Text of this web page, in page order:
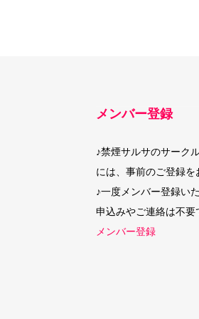
メンバー登録
♪禁煙サルサのサーク
には、事前のご登録を
♪一度メンバー登録い
申込みやご連絡は不要
メンバー登録